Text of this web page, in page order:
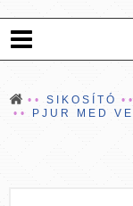
SIKOSÍTÓ
PJUR MED